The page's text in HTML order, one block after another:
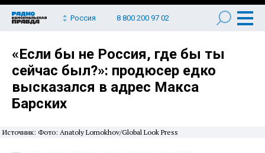
Россия 8 800 200 97 02
«Если бы не Россия, где бы ты
сейчас был?»: продюсер едко
высказался в адрес Макса
Барских
Источник: Фото: Anatoly Lomokhov/Global Look Press